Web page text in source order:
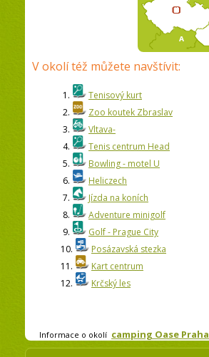
V okolí též můžete navštívit:
1.
Tenisový kurt
2.
Zoo koutek Zbraslav
3.
Vltava-
4.
Tenis centrum Head
5.
Bowling - motel U
6.
Heliczech
7.
Jízda na koních
8.
Adventure minigolf
9.
Golf - Prague City
10.
Posázavská stezka
11.
Kart centrum
12.
Krčský les
Informace o okolí camping Oase Praha